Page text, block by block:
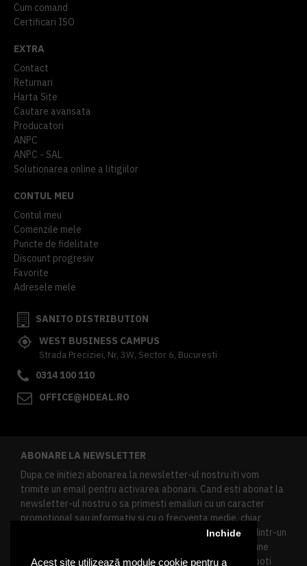
Acest site utilizează module cookie pentru a
Inchide
Cum comand
Certificari ISO
EXTRA
Contact
Returnari
Harta Site
Cautare avansata
Producatori
ANPC
ANPC - SAL
Solutionarea online a litigiilor
CONTUL MEU
Contul meu
Comenzile mele
Puncte de fidelitate
Discount progresiv
Favorite
Adresele mele
SANITO DISTRIBUTION
WEST BUSINESS CAMPUS
Strada Preciziei, Nr, 3W, Sector 6, Bucuresti
0314 100 110
OFFICE@HDEAL.RO
ABONARE LA NEWSLETTER
Dupa ce initiezi abonarea la newsletter-ul nostru iti vom
trimite un email pentru activarea abonarii. Cand esti abonat la
newsletter-ul nostru o sa primesti emailuri cu un caracter
promotional sau informativ si cu o frecventa medie, chiar
redusa. Daca doresti sa te dezabonezi poti urma linkul dintr-un
newsletter primit, daca esti client inregistrat ai o sectiune
speciala in contul tau in acest scop, si de asemenea ne poti